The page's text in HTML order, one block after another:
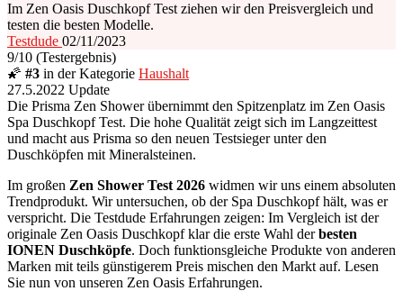
Im Zen Oasis Duschkopf Test ziehen wir den Preisvergleich und
testen die besten Modelle.
Testdude 02/11/2023
9/10 (Testergebnis)
🌠 #3 in der Kategorie Haushalt
27.5.2022 Update
Die Prisma Zen Shower übernimmt den Spitzenplatz im Zen Oasis
Spa Duschkopf Test. Die hohe Qualität zeigt sich im Langzeittest
und macht aus Prisma so den neuen Testsieger unter den
Duschköpfen mit Mineralsteinen.
Im großen Zen Shower Test 2026 widmen wir uns einem absoluten
Trendprodukt. Wir untersuchen, ob der Spa Duschkopf hält, was er
verspricht. Die Testdude Erfahrungen zeigen: Im Vergleich ist der
originale Zen Oasis Duschkopf klar die erste Wahl derbesten
IONEN Duschköpfe. Doch funktionsgleiche Produkte von anderen
Marken mit teils günstigerem Preis mischen den Markt auf. Lesen
Sie nun von unseren Zen Oasis Erfahrungen.